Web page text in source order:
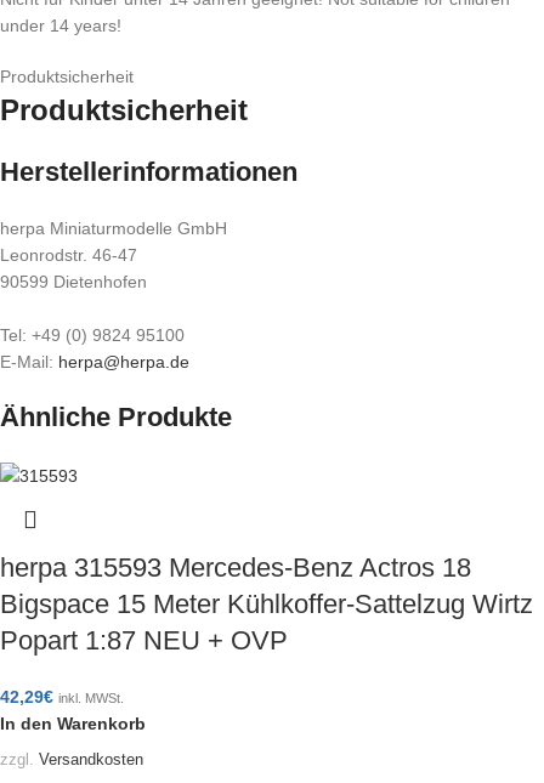
under 14 years!
Produktsicherheit
Produktsicherheit
Herstellerinformationen
herpa Miniaturmodelle GmbH
Leonrodstr. 46-47
90599 Dietenhofen
Tel: +49 (0) 9824 95100
E-Mail: herpa@herpa.de
Ähnliche Produkte
herpa 315593 Mercedes-Benz Actros 18
Bigspace 15 Meter Kühlkoffer-Sattelzug Wirtz
Popart 1:87 NEU + OVP
42,29€ inkl. MWSt.
In den Warenkorb
zzgl. Versandkosten